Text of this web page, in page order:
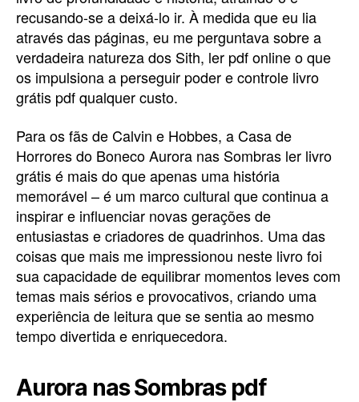
recusando-se a deixá-lo ir. À medida que eu lia
através das páginas, eu me perguntava sobre a
verdadeira natureza dos Sith, ler pdf online o que
os impulsiona a perseguir poder e controle livro
grátis pdf qualquer custo.
Para os fãs de Calvin e Hobbes, a Casa de
Horrores do Boneco Aurora nas Sombras ler livro
grátis é mais do que apenas uma história
memorável – é um marco cultural que continua a
inspirar e influenciar novas gerações de
entusiastas e criadores de quadrinhos. Uma das
coisas que mais me impressionou neste livro foi
sua capacidade de equilibrar momentos leves com
temas mais sérios e provocativos, criando uma
experiência de leitura que se sentia ao mesmo
tempo divertida e enriquecedora.
Aurora nas Sombras pdf